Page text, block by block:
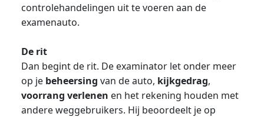
controlehandelingen uit te voeren aan de
examenauto.
De rit
Dan begint de rit. De examinator let onder meer
op je beheersing van de auto, kijkgedrag,
voorrang verlenen en het rekening houden met
andere weggebruikers. Hij beoordeelt je op